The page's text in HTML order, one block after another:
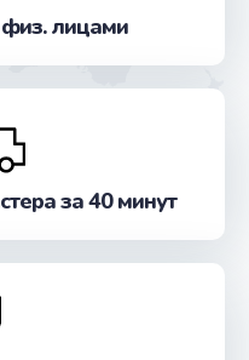
лицами
за 40 минут